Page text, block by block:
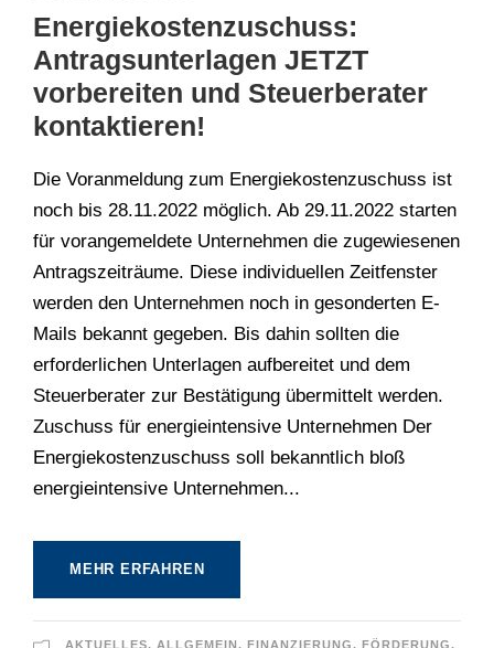
Energiekostenzuschuss:
Antragsunterlagen JETZT
vorbereiten und Steuerberater
kontaktieren!
Die Voranmeldung zum Energiekostenzuschuss ist
noch bis 28.11.2022 möglich. Ab 29.11.2022 starten
für vorangemeldete Unternehmen die zugewiesenen
Antragszeiträume. Diese individuellen Zeitfenster
werden den Unternehmen noch in gesonderten E-
Mails bekannt gegeben. Bis dahin sollten die
erforderlichen Unterlagen aufbereitet und dem
Steuerberater zur Bestätigung übermittelt werden.
Zuschuss für energieintensive Unternehmen Der
Energiekostenzuschuss soll bekanntlich bloß
energieintensive Unternehmen...
MEHR ERFAHREN
AKTUELLES, ALLGEMEIN, FINANZIERUNG, FÖRDERUNG,